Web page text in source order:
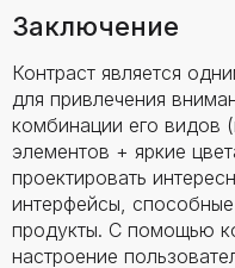
Заключение
Контраст является
для привлечения
комбинации его видов
элементов + яркие
проектировать
интерфейсы,
продукты. С помощью
настроение